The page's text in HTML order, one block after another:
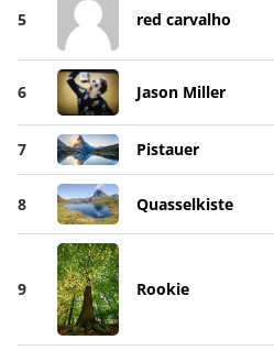
5 red carvalho
6 Jason Miller
7 Pistauer
8 Quasselkiste
9 Rookie